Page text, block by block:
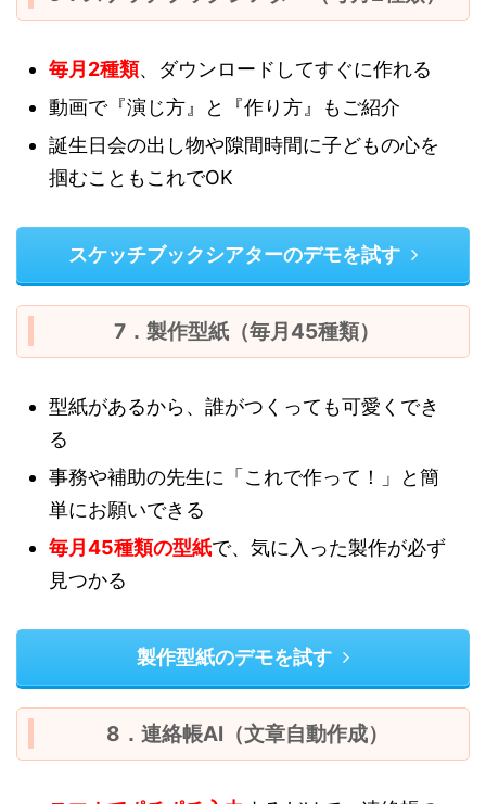
毎月2種類、ダウンロードしてすぐに作れる
動画で『演じ方』と『作り方』もご紹介
誕生日会の出し物や隙間時間に子どもの心を
掴むこともこれでOK
スケッチブックシアターのデモを試す
7．製作型紙（毎月45種類）
型紙があるから、誰がつくっても可愛くでき
る
事務や補助の先生に「これで作って！」と簡
単にお願いできる
毎月45種類の型紙で、気に入った製作が必ず
見つかる
製作型紙のデモを試す
8．連絡帳AI（文章自動作成）